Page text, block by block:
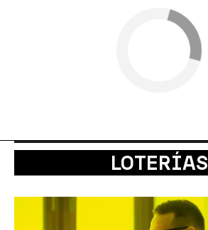
LOTERÍAS